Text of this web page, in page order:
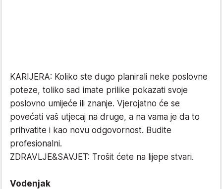
KARIJERA: Koliko ste dugo planirali neke poslovne
poteze, toliko sad imate prilike pokazati svoje
poslovno umijeće ili znanje. Vjerojatno će se
povećati vaš utjecaj na druge, a na vama je da to
prihvatite i kao novu odgovornost. Budite
profesionalni.
ZDRAVLJE&SAVJET: Trošit ćete na lijepe stvari.
Vodenjak